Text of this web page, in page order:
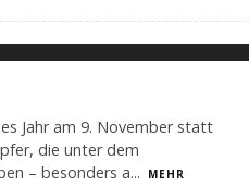
Jahr am 9. November statt
die unter dem
– besonders a... MEHR